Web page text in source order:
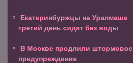
Екатеринбуржцы на Уралмаше
третий день сидят без воды
В Москве продлили штормовое
предупреждение